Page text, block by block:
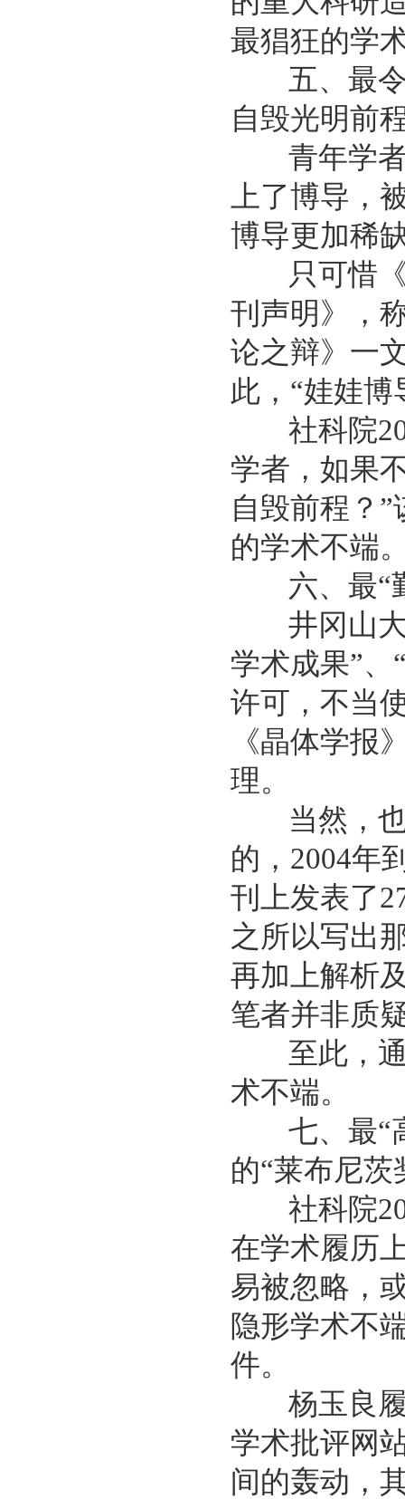
最猖狂的学
五、最令
自毁光明前
青年学者
上了博导，
博导更加稀
只可惜《
刊声明》，
论之辩》一
此，“娃娃
社科院
学者，如果
自毁前程？
的学术不端
六、最“勤
井冈山大
学术成果”、
许可，不当
《晶体学报
理。
当然，也
的，2004年
刊上发表了
之所以写出
再加上解析
笔者并非质
至此，通
术不端。
七、最“高
的“莱布尼茨
社科院
在学术履历
易被忽略，
隐形学术不
件。
杨玉良履
学术批评网
间的轰动，